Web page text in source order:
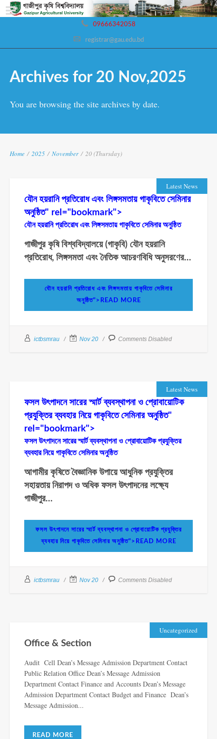
09666342058
registrar@gau.edu.bd
Archives for 20 Nov,2025
You are browsing the site archives by date.
Home / 2025 / November / 20 (Thursday)
Latest News
যৌন হয়রানি প্রতিরোধ এবং লিঙ্গসমতায় গাকৃবিতে সেমিনার
অনুষ্ঠিত" rel="bookmark">
যৌন হয়রানি প্রতিরোধ এবং লিঙ্গসমতায় গাকৃবিতে সেমিনার অনুষ্ঠিত
গাজীপুর কৃষি বিশ্ববিদ্যালয়ে (গাকৃবি) যৌন হয়রানি
প্রতিরোধ, লিঙ্গসমতা এবং নৈতিক আচরণবিধি অনুসরণের...
যৌন হয়রানি প্রতিরোধ এবং লিঙ্গসমতায় গাকৃবিতে সেমিনার
অনুষ্ঠিত">READ MORE
ictbsmrau Nov 20 Comments Disabled
Latest News
ফসল উৎপাদনে সারের স্মার্ট ব্যবস্থাপনা ও প্রোবায়োটিক
প্রযুক্তির ব্যবহার নিয়ে গাকৃবিতে সেমিনার অনুষ্ঠিত"
rel="bookmark">
ফসল উৎপাদনে সারের স্মার্ট ব্যবস্থাপনা ও প্রোবায়োটিক প্রযুক্তির
ব্যবহার নিয়ে গাকৃবিতে সেমিনার অনুষ্ঠিত
আগামীর কৃষিতে বৈজ্ঞানিক উপায়ে আধুনিক প্রযুক্তির
সহায়তায় নিরাপদ ও অধিক ফসল উৎপাদনের লক্ষ্যে
গাজীপুর...
ফসল উৎপাদনে সারের স্মার্ট ব্যবস্থাপনা ও প্রোবায়োটিক প্রযুক্তির
ব্যবহার নিয়ে গাকৃবিতে সেমিনার অনুষ্ঠিত">READ MORE
ictbsmrau Nov 20 Comments Disabled
Uncategorized
Office & Section
Audit Cell Dean’s Message Admission Department Contact
Public Relation Office Dean’s Message Admission
Department Contact Finance and Accounts Dean’s Message
Admission Department Contact Budget and Finance Dean’s
Message Admission...
READ MORE